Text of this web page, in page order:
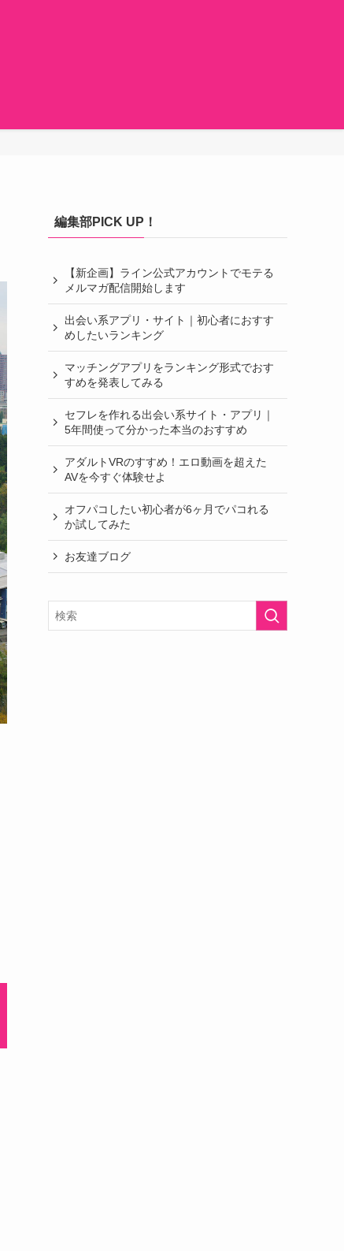
編集部PICK UP！
【新企画】ライン公式アカウントでモテる
メルマガ配信開始します
出会い系アプリ・サイト｜初心者におすす
めしたいランキング
マッチングアプリをランキング形式でおす
すめを発表してみる
セフレを作れる出会い系サイト・アプリ｜
5年間使って分かった本当のおすすめ
アダルトVRのすすめ！エロ動画を超えた
AVを今すぐ体験せよ
オフパコしたい初心者が6ヶ月でパコれる
か試してみた
お友達ブログ